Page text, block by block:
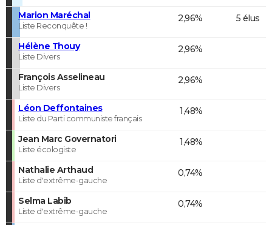
Marion Maréchal
Liste Reconquête !
2,96% 5 élus
Hélène Thouy
Liste Divers
2,96%
François Asselineau
Liste Divers
2,96%
Léon Deffontaines
Liste du Parti communiste français
1,48%
Jean Marc Governatori
Liste écologiste
1,48%
Nathalie Arthaud
Liste d'extrême-gauche
0,74%
Selma Labib
Liste d'extrême-gauche
0,74%